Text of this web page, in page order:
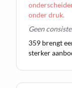
onder druk.
Geen
359 brengt
sterker